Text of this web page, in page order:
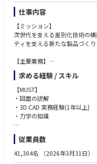
4. 流動製品についての利益改
て関係部署（技術部・製造部
推進します。
【業務のやりがい・魅力】
環境・安心分野に貢献する事
デバイス事業Gにおいて、
・事業部長の参謀として、成
していく業務まで経験出来ます。
・事業目標の達成を目指し、
連部署を包括的にリードする
力・リーダーシップ等を磨く事
・グローバルな採算向上や国
視野に入れた戦略立案・業務
ます。
仕事内容
【ミッション】
次世代を支える差別化技術の
ティを支える新たな製品づくり
【主要業務】
WS第1設計生技室：WSオープ
WS第2設計生技室：WSドア製
WS第3設計生技室：ガラスラ
WS第4設計生技室：ガラスラ
受注企画（受注活動）
【具体的な業務内容】
・収益改善活動（VE・VA）
・WS製品の受注活動(戦略立案
求める経験 / スキル
【MUST】
・図面の読解
・3D CAD 実務経験(1年以上)
・力学の知識
【WANT】
・ゴム材料知識、材料力学の知
・WS製品設計の実績
従業員数
41,304名 （2026年3月31日）